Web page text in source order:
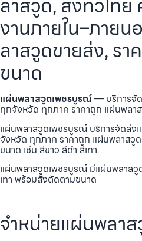
งานภายใน–ภาย
ลาสวูดขายส่ง, ร
ขนาด
แผ่นพลาสวูดเพชรบูรณ์— บริการจั
ทุกจังหวัด ทุกภาค ราคาถูก แผ่นพลา
แผ่นพลาสวูดเพชรบูรณ์ บริการจัดส่ง
จังหวัด ทุกภาค ราคาถูก แผ่นพลาส
ขนาด เช่น สีขาว สีดำ สีเทา…
แผ่นพลาสวูดเพชรบูรณ์ มีแผ่นพลาสวู
เทา พร้อมสั่งตัดตามขนาด
จำหน่ายแผ่นพลา